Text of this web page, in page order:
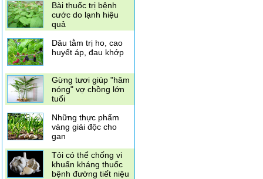
Bài thuốc trị bệnh
cước do lạnh hiệu
quả
Dâu tằm trị ho, cao
huyết áp, đau khớp
Gừng tươi giúp "hâm
nóng" vợ chồng lớn
tuổi
Những thực phẩm
vàng giải độc cho
gan
Tỏi có thể chống vi
khuẩn kháng thuốc
bệnh đường tiết niệu